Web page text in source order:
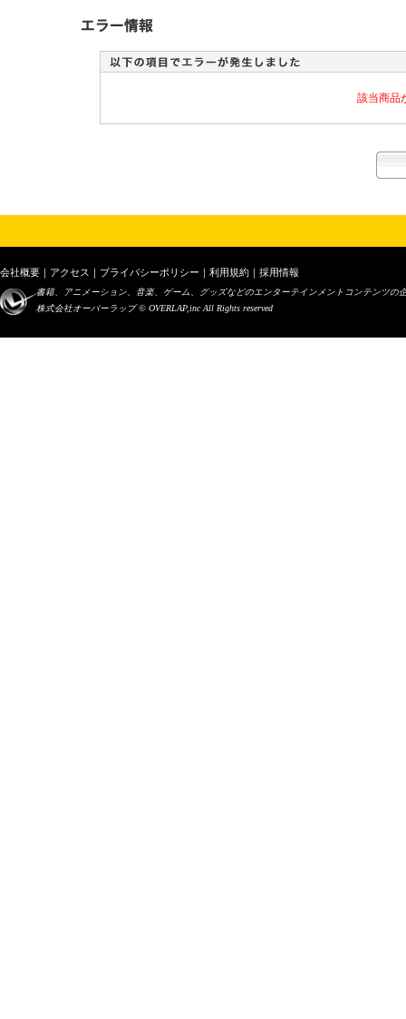
該当商品
会社概要 ｜ アクセス ｜ プライバシーポリシー ｜ 利用規約 ｜ 採用情報
書籍、アニメーション、音楽、ゲーム、グッズなどのエンターテインメントコンテンツの
株式会社オーバーラップ © OVERLAP,inc All Rights reserved